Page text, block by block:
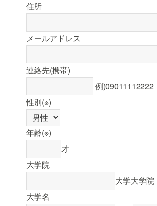
住所
メールアドレス
連絡先(携帯)
例)09011112222
性別(※)
年齢(※)
才
大学院
大学大学院
大学名